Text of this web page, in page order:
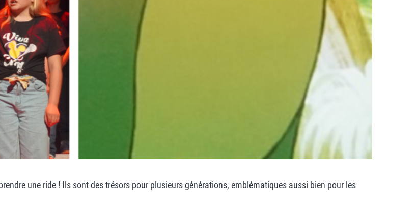
une ride ! Ils sont des trésors pour plusieurs générations, emblématiques aussi bien pour les